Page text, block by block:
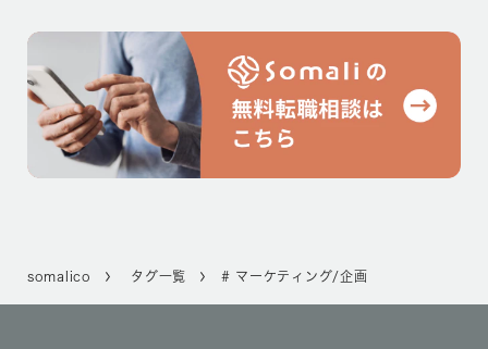
somalico タグ一覧 # マーケティング/企画